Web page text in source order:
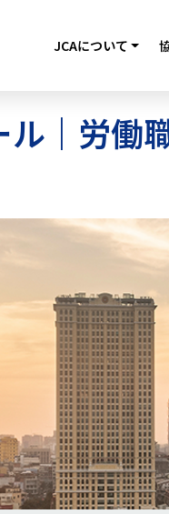
JCAについて
｜労働